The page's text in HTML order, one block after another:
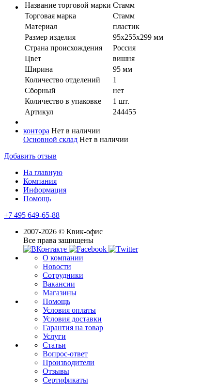
Название торговой марки Стамм
Торговая марка
Стамм
Материал
пластик
Размер изделия
95х255х299 мм
Страна происхождения
Россия
Цвет
вишня
Ширина
95 мм
Количество отделений
1
Сборный
нет
Количество в упaковке
1 шт.
Артикул
244455
контора Нет в наличии
Основной склад Нет в наличии
Добавить отзыв
На главную
Компания
Информация
Помощь
+7 495 649-65-88
2007-2026 © Квик-офис
Все права защищены
О компании
Новости
Сотрудники
Вакансии
Магазины
Помощь
Условия оплаты
Условия доставки
Гарантия на товар
Услуги
Статьи
Вопрос-ответ
Производители
Отзывы
Сертификаты